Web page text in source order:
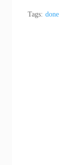
Tags: done